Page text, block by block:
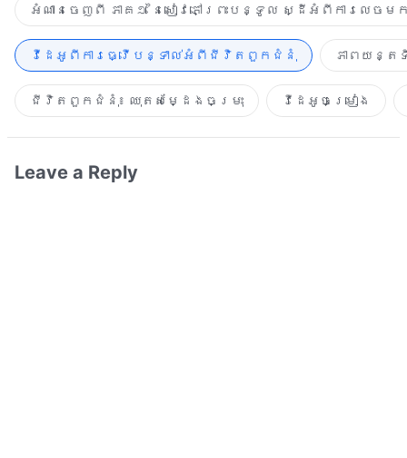
អំណានចេញពី ភាគ១ នៃសៀវភៅព្រះបន្ទូល ស្ដីអំពីការលេច
វីដេអូពីការធ្វើបន្ទាល់អំពីជីវិតពួកជំនុំ ភាពយន្
ជីវិតពួកជំនុំ៖ ឈុតសម្ដែងចម្រុះ វីដេអូចម្រៀង​
Leave a Reply